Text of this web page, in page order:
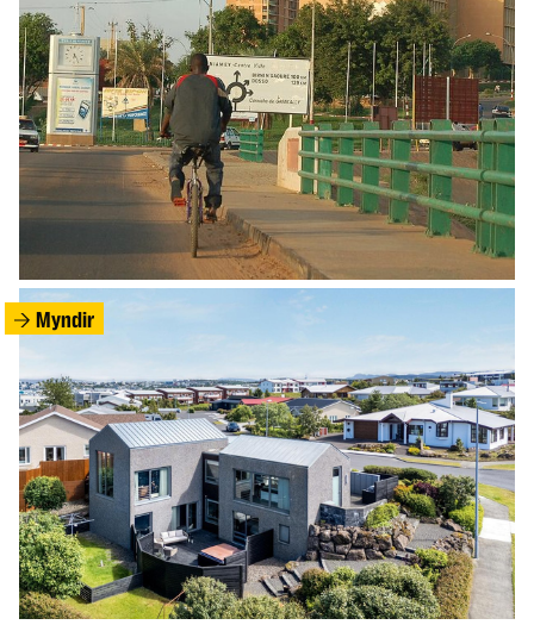
Krabbamein Joe Biden hefur dreift sér enn
Myndir